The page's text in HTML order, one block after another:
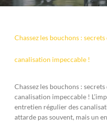
Chassez les bouchons :
canalisation impeccable !
Chassez les bouchons :
canalisation impeccable !
entretien régulier des
attarde pas souvent, mais un